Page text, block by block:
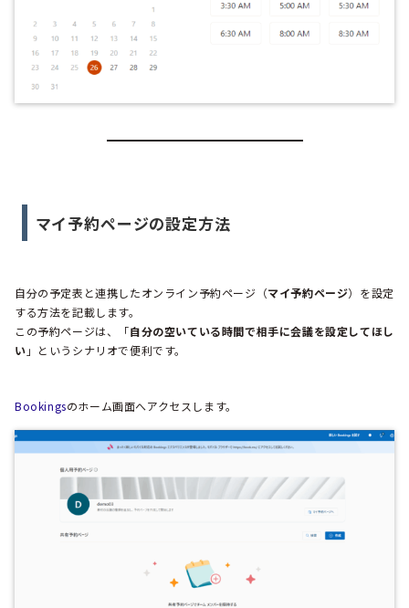
マイ予約ページの設定方法
自分の予定表と連携したオンライン予約ページ（マイ予約ページ）を設定
する方法を記載します。
この予約ページは、「自分の空いている時間で相手に会議を設定してほし
い 」というシナリオで便利です。
Bookingsのホーム画面へアクセスします。